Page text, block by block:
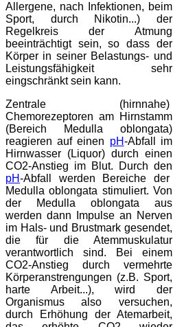
Allergene, nach Infektionen, beim
Sport, durch Nikotin...) der
Regelkreis der Atmung
beeinträchtigt sein, so dass der
Körper in seiner Belastungs- und
Leistungsfähigkeit sehr
eingschränkt sein kann.
Zentrale (hirnnahe)
Chemorezeptoren am Hirnstamm
(Bereich Medulla oblongata)
reagieren auf einen pH-Abfall im
Hirnwasser (Liquor) durch einen
CO2-Anstieg im Blut. Durch den
pH-Abfall werden Bereiche der
Medulla oblongata stimuliert. Von
der Medulla oblongata aus
werden dann Impulse an Nerven
im Hals- und Brustmark gesendet,
die für die Atemmuskulatur
verantwortlich sind. Bei einem
CO2-Anstieg durch vermehrte
Körperanstrengungen (z.B. Sport,
harte Arbeit...), wird der
Organismus also versuchen,
durch Erhöhung der Atemarbeit,